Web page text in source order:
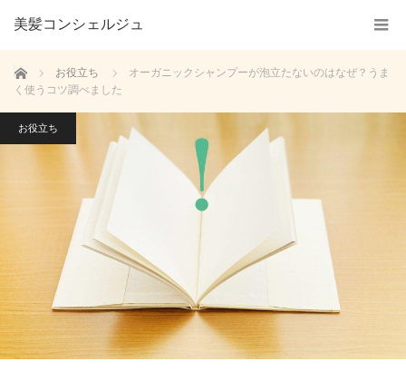
美髪コンシェルジュ
ホーム お役立ち
オーガニックシャンプーが泡立たないのはなぜ？うま
く使うコツ調べました
お役立ち